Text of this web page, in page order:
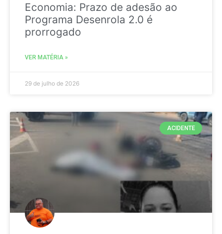
Economia: Prazo de adesão ao
Programa Desenrola 2.0 é
prorrogado
VER MATÉRIA »
29 de julho de 2026
ACIDENTE